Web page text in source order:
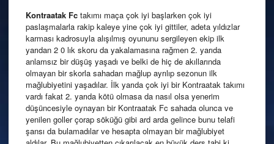
Kontraatak Fc takımı maça çok iyi başlarken çok iyi
paslaşmalarla rakip kaleye yine çok iyi gittiler, adeta yıldızlar
karması kadrosuyla alışılmış oyununu sergileyen ekip ilk
yarıdan 2 0 lık skoru da yakalamasına rağmen 2. yarıda
anlamsız bir düşüş yaşadı ve belki de hiç de akıllarında
olmayan bir skorla sahadan mağlup ayrılıp sezonun ilk
mağlubiyetini yaşadılar. İlk yarıda çok iyi bir Kontraatak takımı
vardı fakat 2. yarıda kötü olmasa da nasıl olsa yenerim
düşüncesiyle oynayan bir Kontraatak Fc sahada olunca ve
yenilen goller çorap söküğü gibi ard arda gelince bunu telafi
şansı da bulamadılar ve hesapta olmayan bir mağlubiyet